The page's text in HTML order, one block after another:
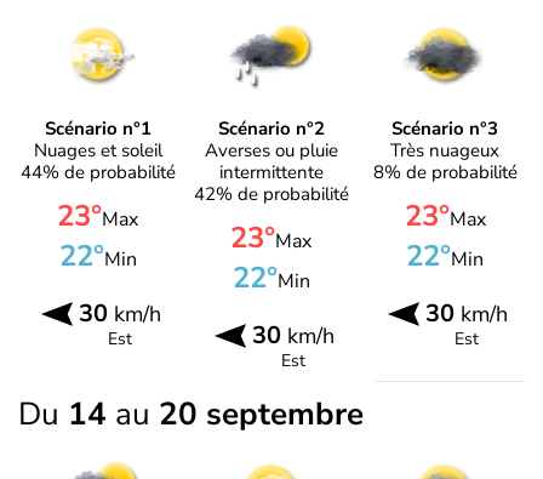
Scénario n°1
Nuages et soleil
44% de probabilité
23°Max
22°Min
30km/h
Est
Scénario n°2
Averses ou pluie
intermittente
42% de probabilité
23°Max
22°Min
30km/h
Est
Scénario n°3
Très nuageux
8% de probabilité
23°Max
22°Min
30 km/h
Est
Du 14 au 20 septembre